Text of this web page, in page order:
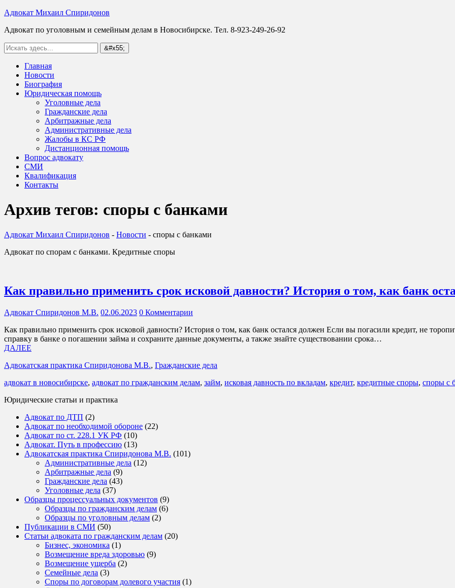
Адвокат Михаил Спиридонов
Адвокат по уголовным и семейным делам в Новосибирске. Тел. 8-923-249-26-92
Главная
Новости
Биография
Юридическая помощь
Уголовные дела
Гражданские дела
Арбитражные дела
Административные дела
Жалобы в КС РФ
Дистанционная помощь
Вопрос адвокату
СМИ
Квалификация
Контакты
Архив тегов: споры с банками
Адвокат Михаил Спиридонов - Новости - споры с банками
Адвокат по спорам с банками. Кредитные споры
Как правильно применить срок исковой давности? История о том, как банк
Адвокат Спиридонов М.В. 02.06.2023 0 Комментарии
Как правильно применить срок исковой давности? История о том, как банк остался должен Если вы погасили кредит, не
справку в банке о погашении займа и сохраните данные документы, а также знайте существовании срока…
ДАЛЕЕ
Адвокатская практика Спиридонова М.В., Гражданские дела
адвокат в новосибирске, адвокат по гражданским делам, займ, исковая давность по вкладам, кредит, кредитные споры, споры с
Юридические статьи и практика
Адвокат по ДТП (2)
Адвокат по необходимой обороне (22)
Адвокат по ст. 228.1 УК РФ (10)
Адвокат. Путь в профессию (13)
Адвокатская практика Спиридонова М.В. (101)
Административные дела (12)
Арбитражные дела (9)
Гражданские дела (43)
Уголовные дела (37)
Образцы процессуальных документов (9)
Образцы по гражданским делам (6)
Образцы по уголовным делам (2)
Публикации в СМИ (50)
Статьи адвоката по гражданским делам (20)
Бизнес, экономика (1)
Возмещение вреда здоровью (9)
Возмещение ущерба (2)
Семейные дела (3)
Споры по договорам долевого участия (1)